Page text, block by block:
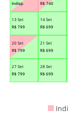
Indisp.
R$ 740
13 Set
R$ 799
14 Set
R$ 699
20 Set
R$ 799
21 Set
R$ 699
27 Set
R$ 799
28 Set
R$ 699